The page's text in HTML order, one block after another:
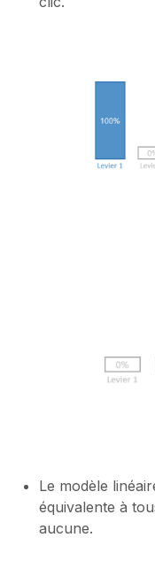
Le modèle
équivalente à
aucune.